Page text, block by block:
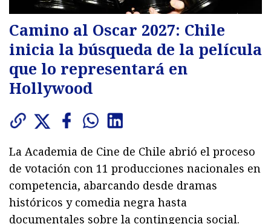
Camino al Oscar 2027: Chile
inicia la búsqueda de la película
que lo representará en
Hollywood
La Academia de Cine de Chile abrió el proceso
de votación con 11 producciones nacionales en
competencia, abarcando desde dramas
históricos y comedia negra hasta
documentales sobre la contingencia social.